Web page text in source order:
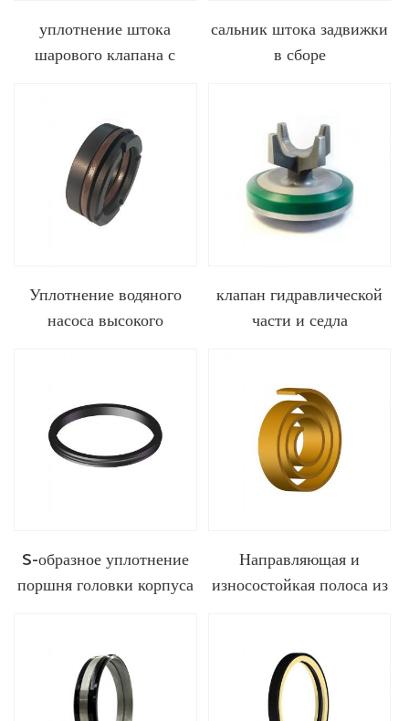
уплотнение штока
шарового клапана с
сальник штока задвижки
в сборе
Уплотнение водяного
насоса высокого
клапан гидравлической
части и седла
S-образное уплотнение
поршня головки корпуса
Направляющая и
износостойкая полоса из